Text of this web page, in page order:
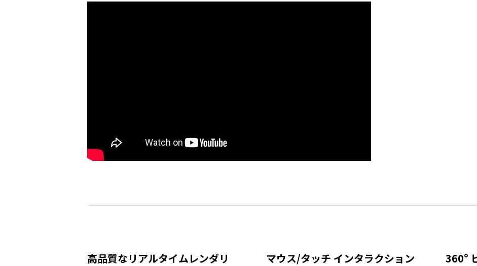
高品質なリアルタイムレンダリ
マウス/タッチ インタラクション 360°